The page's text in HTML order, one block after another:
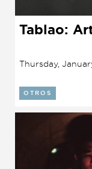
Tablao:
Thursday,
OTROS